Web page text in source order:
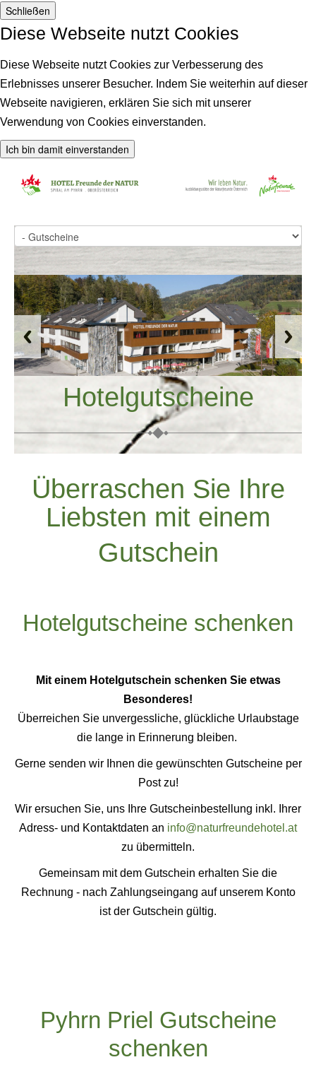
Schließen
Diese Webseite nutzt Cookies
Diese Webseite nutzt Cookies zur Verbesserung des
Erlebnisses unserer Besucher. Indem Sie weiterhin auf dieser
Webseite navigieren, erklären Sie sich mit unserer
Verwendung von Cookies einverstanden.
Hotelgutscheine
Überraschen Sie Ihre
Liebsten mit einem
Gutschein
Hotelgutscheine schenken
Mit einem Hotelgutschein schenken Sie etwas
Besonderes!
Überreichen Sie unvergessliche, glückliche Urlaubstage
die lange in Erinnerung bleiben.
Gerne senden wir Ihnen die gewünschten Gutscheine per
Post zu!
Wir ersuchen Sie, uns Ihre Gutscheinbestellung inkl. Ihrer
Adress- und Kontaktdaten an info@naturfreundehotel.at
zu übermitteln.
Gemeinsam mit dem Gutschein erhalten Sie die
Rechnung - nach Zahlungseingang auf unserem Konto
ist der Gutschein gültig.
Pyhrn Priel Gutscheine
schenken